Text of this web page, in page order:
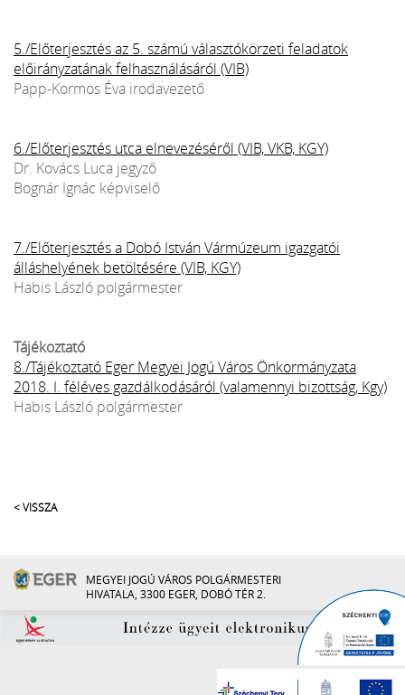
5./Előterjesztés az 5. számú választókörzeti feladatok
előirányzatának felhasználásáról (VIB)
Papp-Kormos Éva irodavezető
6./Előterjesztés utca elnevezéséről (VIB, VKB, KGY)
Dr. Kovács Luca jegyző
Bognár Ignác képviselő
7./Előterjesztés a Dobó István Vármúzeum igazgatói
álláshelyének betöltésére (VIB, KGY)
Habis László polgármester
Tájékoztató
8./Tájékoztató Eger Megyei Jogú Város Önkormányzata
2018. I. féléves gazdálkodásáról (valamennyi bizottság, Kgy)
Habis László polgármester
< VISSZA
MEGYEI JOGÚ VÁROS POLGÁRMESTERI
HIVATALA, 3300 EGER, DOBÓ TÉR 2.